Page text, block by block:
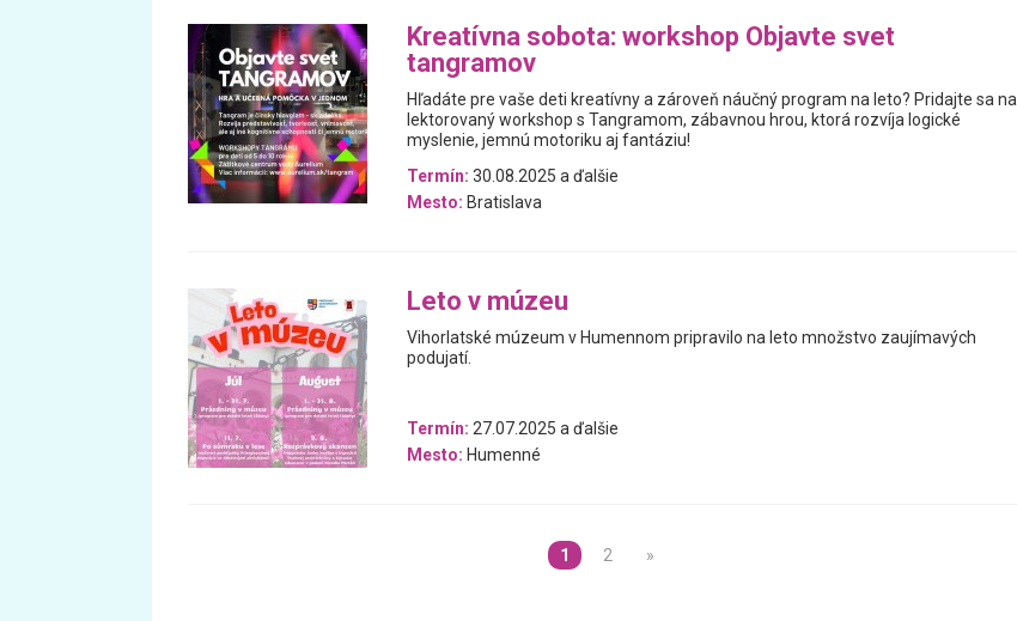
Kreatívna sobota: workshop Objavte svet
tangramov
Hľadáte pre vaše deti kreatívny a zároveň náučný program na leto? Pridajte sa na
lektorovaný workshop s Tangramom, zábavnou hrou, ktorá rozvíja logické
myslenie, jemnú motoriku aj fantáziu!
Termín: 30.08.2025 a ďalšie
Mesto: Bratislava
Leto v múzeu
Vihorlatské múzeum v Humennom pripravilo na leto množstvo zaujímavých
podujatí.
Termín: 27.07.2025 a ďalšie
Mesto: Humenné
1 2 »